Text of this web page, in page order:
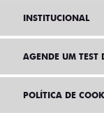
INSTITUCIONAL
AGENDE UM TEST
POLÍTICA DE